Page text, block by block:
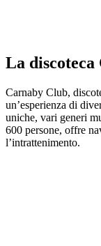
La
Carnaby Club,
un’esperienza di
uniche, vari generi
600 persone, offre
l’intrattenimento.